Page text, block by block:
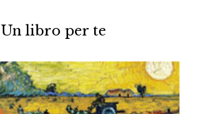
Un libro per te